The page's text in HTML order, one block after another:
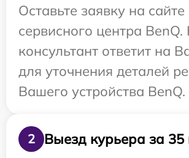
Оставьте заявку на сайте
сервисного центра
консультант ответит на
для уточнения деталей
Вашего устройства BenQ.
2
Выезд курьера за 35